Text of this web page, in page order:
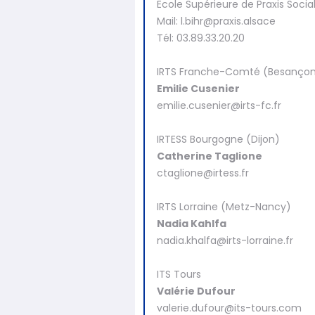
Ecole Supérieure de Praxis
Mail: l.bihr@praxis.alsace
Tél: 03.89.33.20.20
IRTS Franche-Comté
Emilie Cusenier
emilie.cusenier@irts-fc.fr
‍IRTESS Bourgogne (Dijon)
Catherine Taglione
ctaglione@irtess.fr
IRTS Lorraine (Metz-Nancy)
Nadia Kahlfa
nadia.khalfa@irts-lorraine.fr
ITS Tours
Valérie Dufour
valerie.dufour@its-tours.com